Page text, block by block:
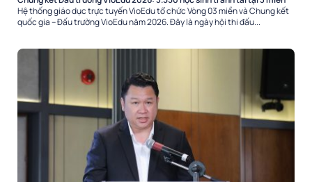
Hệ thống giáo dục trực tuyến VioEdu tổ chức Vòng 03 miền và Chung kết
quốc gia – Đấu trường VioEdu năm 2026. Đây là ngày hội thi đấu...